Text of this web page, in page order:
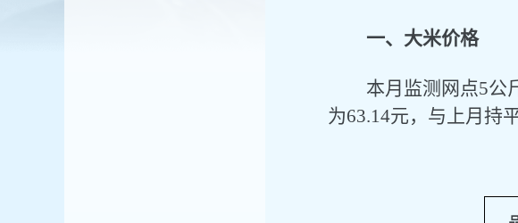
一、大米价格
本月监测网点5公
为63.14元， 与上月持